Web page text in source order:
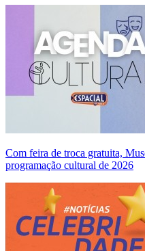
Com feira de troca gratuita,
programação cultural de 2026